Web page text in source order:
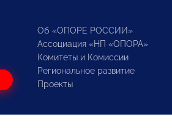
Об «ОПОРЕ РОССИИ»
Ассоциация «НП «ОПОРА»
Комитеты и Комиссии
Региональное развитие
Проекты